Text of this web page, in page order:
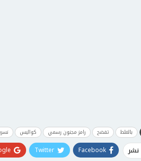
بالغلط تفضح رامز مجنون رسمي كواليس
نشر Facebook
Twitter